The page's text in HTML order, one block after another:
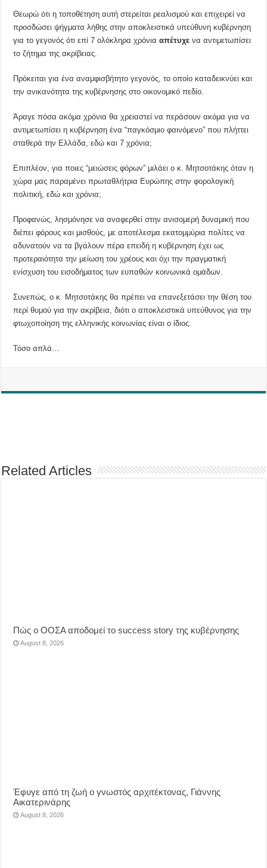
Θεωρώ ότι η τοποθέτηση αυτή στερείται ρεαλισμού και επιχειρεί να
προσδώσει ψήγματα λήθης στην αποκλειστικά υπεύθυνη κυβέρνηση
για το γεγονός ότι επί 7 ολόκληρα χρόνιααπέτυχε να αντιμετωπίσει
το ζήτημα της ακρίβειας.
Πρόκειται για ένα αναμφισβήτητο γεγονός, το οποίο καταδεικνύει και
την ανικανότητα της κυβέρνησης στο οικονομικό πεδίο.
Άραγε πόσα ακόμα χρόνια θα χρειαστεί να περάσουν ακόμα για να
αντιμετωπίσει η κυβέρνηση ένα “παγκόσμιο φαινόμενο” που πλήττει
σταθερά την Ελλάδα, εδώ και 7 χρόνια;
Επιπλέον, για ποιες “μειώσεις φόρων” μιλάει ο κ. Μητσοτάκης όταν η
χώρα μας παραμένει πρωταθλήτρια Ευρώπης στην φορολογική
πολιτική, εδώ και χρόνια;
Προφανώς, λησμόνησε να αναφερθεί στην ανισομερή δυναμική που
διέπει φόρους και μισθούς, με αποτέλεσμα εκατομμύρια πολίτες να
αδυνατούν να τα βγάλουν πέρα επειδή η κυβέρνηση έχει ως
προτεραιότητα την μείωση του χρέους και όχι την πραγματική
ενίσχυση του εισοδήματος των ευπαθών κοινωνικά ομάδων.
Συνεπώς, ο κ. Μητσοτάκης θα πρέπει να επανεξετάσει την θέση του
περί θυμού για την ακρίβεια, διότι ο αποκλειστικά υπεύθυνος για την
φτωχοποίηση της ελληνικής κοινωνίας είναι ο ίδιος.
Τόσο απλά…
Related Articles
Πώς ο ΟΟΣΑ αποδομεί το success story της κυβέρνησης
August 8, 2026
Έφυγε από τη ζωή ο γνωστός αρχιτέκτονας, Γιάννης
Αικατερινάρης
August 8, 2026